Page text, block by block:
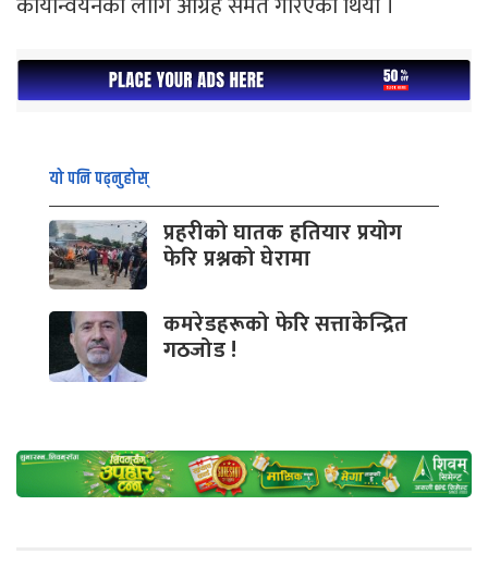
यो पनि पढ्नुहोस्
प्रहरीको घातक हतियार प्रयोग
फेरि प्रश्नको घेरामा
कमरेडहरूको फेरि सत्ताकेन्द्रित
गठजोड !